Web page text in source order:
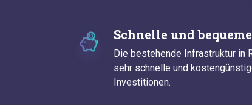
Schnelle und
Die bestehende Infrastruktur in
sehr schnelle und
Investitionen.